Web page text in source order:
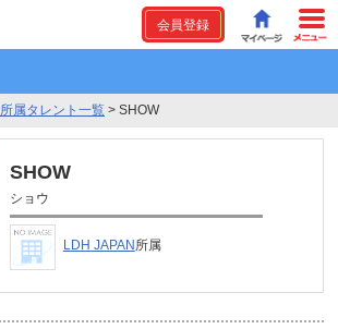
会員登録
所属タレント一覧 > SHOW
SHOW
ショウ
LDH JAPAN 所属